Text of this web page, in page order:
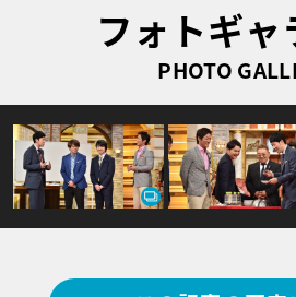
フォトギャ
PHOTO